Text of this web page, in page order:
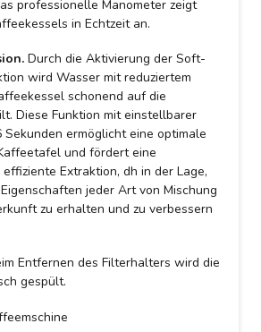
professionelle Manometer zeigt
in Echtzeit an.
Durch die Aktivierung der Soft-
wird Wasser mit reduziertem
schonend auf die
Diese Funktion mit einstellbarer
Sekunden ermöglicht eine optimale
und fördert eine
Extraktion, dh in der Lage,
jeder Art von Mischung
zu erhalten und zu verbessern
Entfernen des Filterhalters wird die
gespült.